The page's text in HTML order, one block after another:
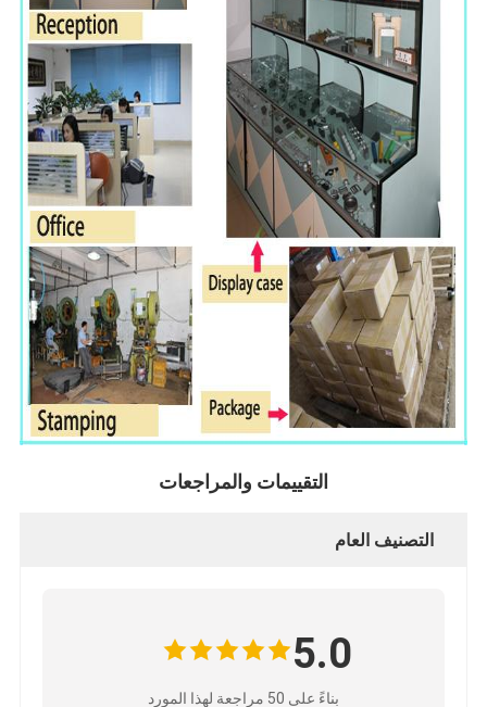
التقييمات والمراجعات
التصنيف العام
5.0
بناءً على 50 مراجعة لهذا المورد